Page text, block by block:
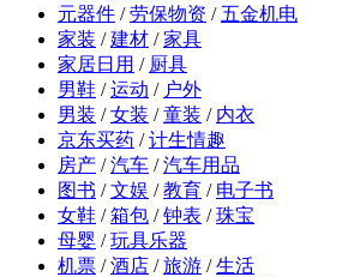
元器件 / 劳保物资 / 五金机电
家装 / 建材 / 家具
家居日用 / 厨具
男鞋 / 运动 / 户外
男装 / 女装 / 童装 / 内衣
京东买药 / 计生情趣
房产 / 汽车 / 汽车用品
图书 / 文娱 / 教育 / 电子书
女鞋 / 箱包 / 钟表 / 珠宝
母婴 / 玩具乐器
机票 / 酒店 / 旅游 / 生活